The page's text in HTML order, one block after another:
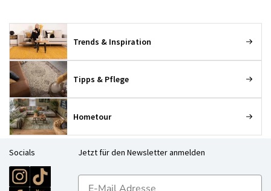
Trends & Inspiration
Tipps & Pflege
Hometour
Socials Jetzt für den Newsletter anmelden
E-mailadres